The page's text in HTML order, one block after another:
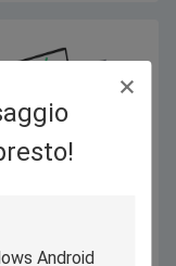
15,6 pollici dello schermo